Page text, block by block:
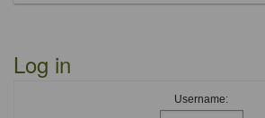
Log in
Username: